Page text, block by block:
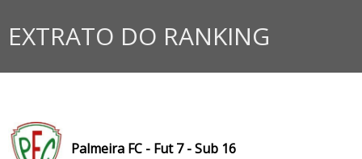
EXTRATO DO RANKING
Palmeira FC - Fut 7 - Sub 16